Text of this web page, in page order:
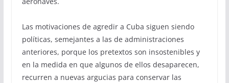
Las motivaciones de agredir a Cuba siguen siendo
políticas, semejantes a las de administraciones
anteriores, porque los pretextos son insostenibles y
en la medida en que algunos de ellos desaparecen,
recurren a nuevas argucias para conservar las